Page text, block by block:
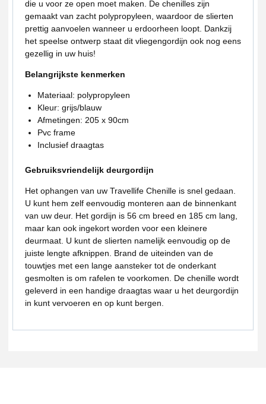
die u voor ze open moet maken. De chenilles zijn
gemaakt van zacht polypropyleen, waardoor de slierten
prettig aanvoelen wanneer u erdoorheen loopt. Dankzij
het speelse ontwerp staat dit vliegengordijn ook nog eens
gezellig in uw huis!
Belangrijkste kenmerken
Materiaal: polypropyleen
Kleur: grijs/blauw
Afmetingen: 205 x 90cm
Pvc frame
Inclusief draagtas
Gebruiksvriendelijk deurgordijn
Het ophangen van uw Travellife Chenille is snel gedaan.
U kunt hem zelf eenvoudig monteren aan de binnenkant
van uw deur. Het gordijn is 56 cm breed en 185 cm lang,
maar kan ook ingekort worden voor een kleinere
deurmaat. U kunt de slierten namelijk eenvoudig op de
juiste lengte afknippen. Brand de uiteinden van de
touwtjes met een lange aansteker tot de onderkant
gesmolten is om rafelen te voorkomen. De chenille wordt
geleverd in een handige draagtas waar u het deurgordijn
in kunt vervoeren en op kunt bergen.